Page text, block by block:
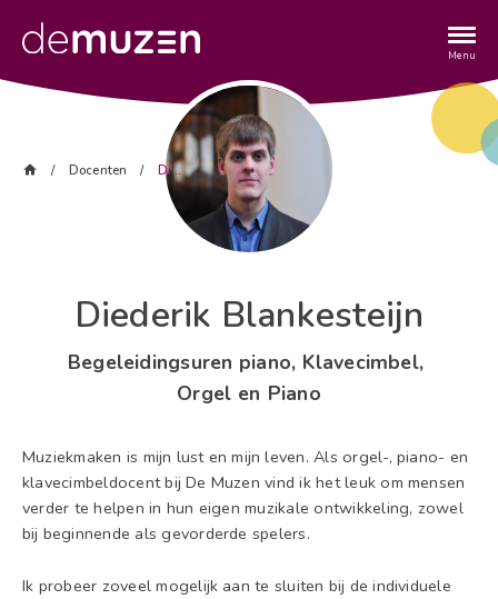
naar
de
Menu
Kruimelpad
HomeDocenten Diederik Blankesteijn
Diederik Blankesteijn
Begeleidingsuren piano Klavecimbel
Orgel
Piano
Muziekmaken is mijn lust en mijn leven. Als orgel-, piano- en
klavecimbeldocent bij De Muzen vind ik het leuk om mensen
verder te helpen in hun eigen muzikale ontwikkeling, zowel
bij beginnende als gevorderde spelers.
Ik probeer zoveel mogelijk aan te sluiten bij de individuele